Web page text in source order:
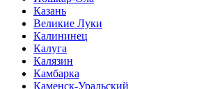
Казань
Великие Луки
Калининец
Калуга
Калязин
Камбарка
Каменск-Уральский